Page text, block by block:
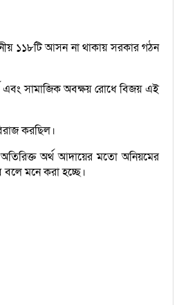
১১৮টি আসন না থাকায় সরকার গঠন
এবং সামাজিক অবক্ষয় রোধে বিজয় এই
করছিল।
অতিরিক্ত অর্থ আদায়ের মতো অনিয়মের
বলে মনে করা হচ্ছে।